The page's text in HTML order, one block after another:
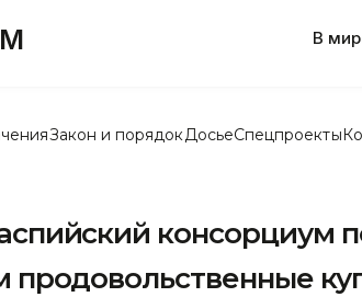
В
Закон и порядок ДосьеСпецпроекты
консорциум
продовольственные